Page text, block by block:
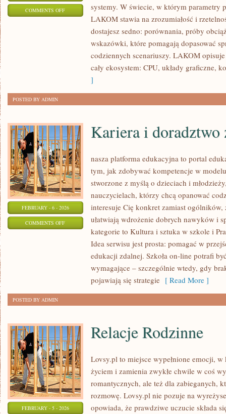
COMMENTS OFFON
ULTRABOOKI
systemy. W świecie, w którym parametry
LAKOM stawia na zrozumiałość i
dostajesz sedno: porównania, próby
wskazówki, które pomagają dopasować
codziennych scenariuszy. LAKOM
cały ekosystem: CPU, układy graficzne,
]
POSTED BY ADMIN
FEBRUARY - 6 - 2026
COMMENTS OFFON
DORADZTWO
ZAWODOWE
Kariera i doradztwo
nasza platforma edukacyjna to portal
tym, jak zdobywać kompetencje w
stworzone z myślą o dzieciach i
nauczycielach, którzy chcą opanować
interesuje Cię konkret zamiast
ułatwiają wdrożenie dobrych nawyków i
kategorie to Kultura i sztuka w szkole i
Idea serwisu jest prosta: pomagać w
edukacji zdalnej. Szkoła on-line potrafi
wymagające – szczególnie wtedy, gdy
pojawiają się strategie [ Read More ]
POSTED BY ADMIN
FEBRUARY - 5 - 2026
Relacje Rodzinne
Lovsy.pl to miejsce wypełnione emocji,
życiem i zamienia zwykłe chwile w coś
romantycznych, ale też dla zabieganych,
rozmowę. Lovsy.pl nie pozuje na
opowiada, że prawdziwe uczucie składa